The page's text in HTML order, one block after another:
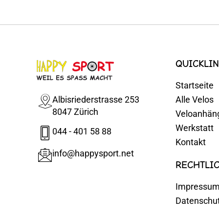
Albisriederstrasse 253
8047 Zürich
044 - 401 58 88
info@happysport.net
Startseite
Alle Velos
Werkstatt
Kontakt
Impressum